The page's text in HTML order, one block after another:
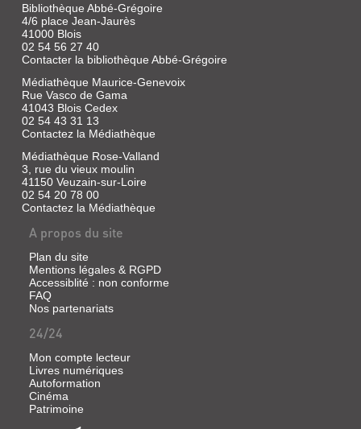
Morel,
Anne
Milan
jeunesse,
2022
(Mes
docs
France)
Une
découverte
de
la
région
à
travers
un
de
sites
choisis
incluant
notamment
Orléans
château
de
Chenonceau.
©Electre
Bibliothèque Abbé-Grégoire
4/6 place Jean-Jaurès
41000 Blois
02 54 56 27 40
Contacter la bibliothèque Abbé-Grégoire
Médiathèque Maurice-Genevoix
Rue Vasco de Gama
41043 Blois Cedex
02 54 43 31 13
Contactez la Médiathèque
Médiathèque Rose-Valland
3, rue du vieux moulin
41150 Veuzain-sur-Loire
02 54 20 78 00
Contactez la Médiathèque
A propos du site
Plan du site
Mentions légales & RGPD
Accessiblité : non conforme
FAQ
Nos partenariats
24/24
Mon compte lecteur
Livres numériques
Autoformation
Cinéma
Patrimoine